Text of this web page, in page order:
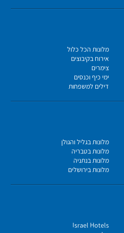
מלונות הכל כלול
אירוח בקיבוצים
צימרים
ימי כיף וכנסים
דילים למשפחות
מלונות בגליל והגולן
מלונות בטבריה
מלונות בנתניה
מלונות בירושלים
Israel Hotels